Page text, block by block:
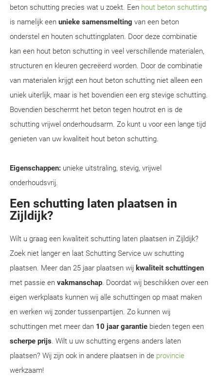
beton schutting precies wat u zoekt. Een hout beton schutting
is namelijk een unieke samensmelting van een beton
onderstel en houten schuttingplaten. Door deze combinatie
kan een hout beton schutting in veel verschillende materialen,
structuren en kleuren gecreëerd worden. Door de combinatie
van materialen krijgt een hout beton schutting niet alleen een
uniek uiterlijk, maar is het bovendien een erg stevige schutting.
Bovendien beschermt het beton tegen houtrot en is de
schutting vrijwel onderhoudsarm. Zo kunt u voor een lange tijd
genieten van uw kwaliteit hout beton schutting.
Eigenschappen: unieke uitstraling, stevig, vrijwel
onderhoudsvrij.
Een schutting laten plaatsen in
Zijldijk?
Wilt u graag een kwaliteit schutting laten plaatsen in Zijldijk?
Zoek niet langer en laat Schutting Service uw schutting
plaatsen. Meer dan 25 jaar plaatsen wij kwaliteit schuttingen
met passie en vakmanschap. Doordat wij beschikken over een
eigen werkplaats kunnen wij alle schuttingen op maat maken
en werken wij zonder tussenpartijen. Zo kunnen wij
schuttingen met meer dan 10 jaar garantie bieden tegen een
scherpe prijs. Wilt u uw schutting ergens anders laten
plaatsen? Wij zijn ook in andere plaatsen in de provincie
werkzaam!